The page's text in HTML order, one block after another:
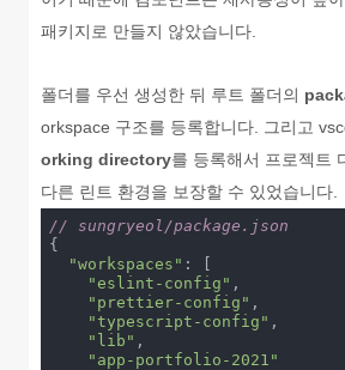
패키지로 만들지 않았습니다.
폴더를 우선 생성한 뒤 루트 폴더의
orkspace 구조를 등록합니다. 그리고
orking directory를 등록해서 프로젝트
다른 린트 환경을 보장할 수 있었습니다.
// sungryeol/package.json
{
"workspaces" : [
"eslint-config" ,
"prettier-config" ,
"typescript-config" ,
"lib" ,
"app-portfolio-2021"